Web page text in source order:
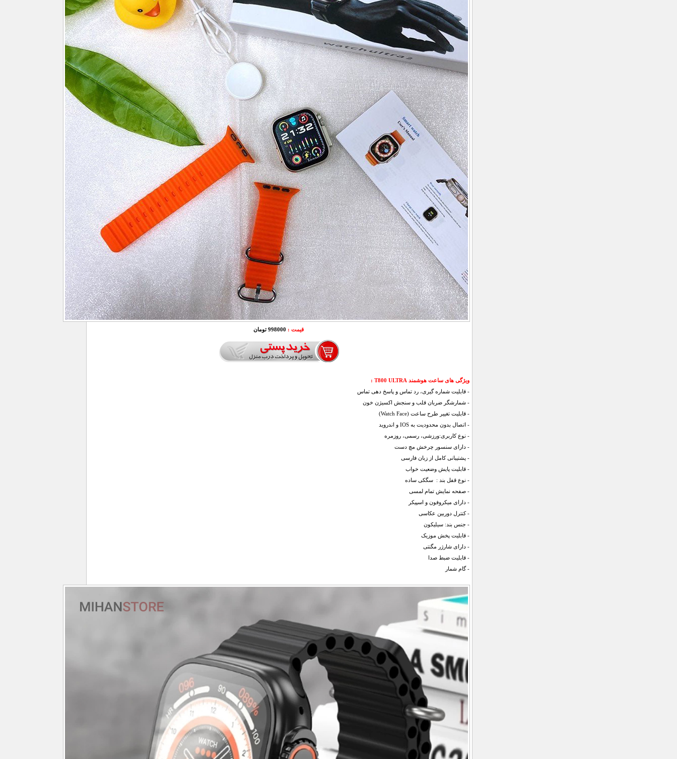
قیمت : 998000 تومان
ویژگی های ساعت هوشمند T800 ULTRA :
- قابلیت شماره گیری، رد تماس و پاسخ دهی تماس
- شمارشگر ضربان قلب و سنجش اکسیژن خون
- قابلیت تغییر طرح ساعت (Watch Face)
- اتصال بدون محدودیت به IOS و اندروید
- نوع کاربری:ورزشی، رسمی، روزمره
- دارای سنسور چرخش مچ دست
- پشتیبانی کامل از زبان فارسی
- قابلیت پایش وضعیت خواب
- نوع قفل بند : سگکی ساده
- صفحه نمایش تمام لمسی
- دارای میکروفون و اسپیکر
- کنترل دوربین عکاسی
- جنس بند: سیلیکون
- قابلیت پخش موزیک
- دارای شارژر مگنتی
- قابلیت ضبط صدا
- گام شمار